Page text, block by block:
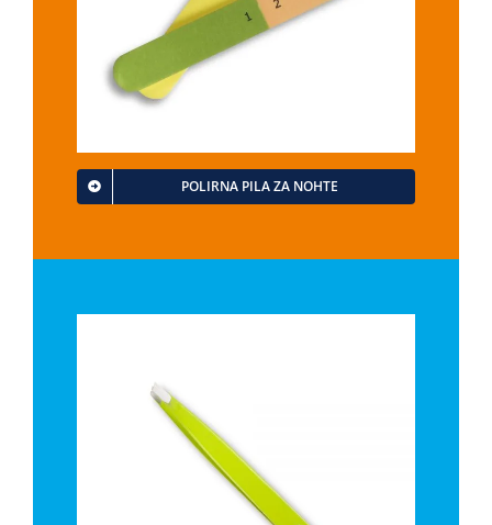
POLIRNA PILA ZA NOHTE